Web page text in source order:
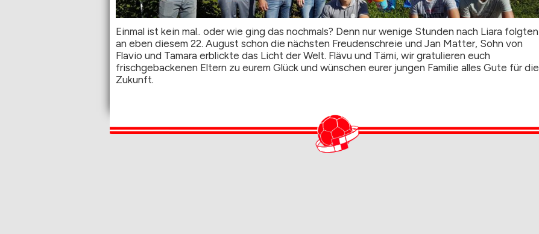
Einmal ist kein mal.. oder wie ging das nochmals? Denn nur wenige Stunden nach Liara folgten
an eben diesem 22. August schon die nächsten Freudenschreie und Jan Matter, Sohn von
Flavio und Tamara erblickte das Licht der Welt. Flävu und Tämi, wir gratulieren euch
frischgebackenen Eltern zu eurem Glück und wünschen eurer jungen Familie alles Gute für die
Zukunft.